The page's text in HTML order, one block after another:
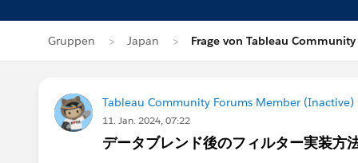
Gruppen Japan Frage von Tableau
Tableau Community Forums Member (Inactive)
11. Jan. 2024, 07:22
データブレンド後のフィルター実装方